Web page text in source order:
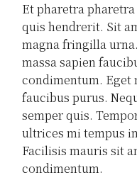
Et pharetra
quis hendrerit. Sit
magna fringilla
massa sapien
condimentum.
faucibus purus.
semper quis.
ultrices mi tempus
Facilisis mauris sit
condimentum.